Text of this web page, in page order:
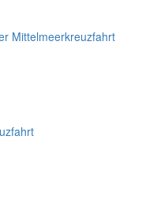
Mittelmeerkreuzfahrt